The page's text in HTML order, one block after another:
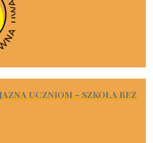
UCZNIOM – SZKOŁA BEZ